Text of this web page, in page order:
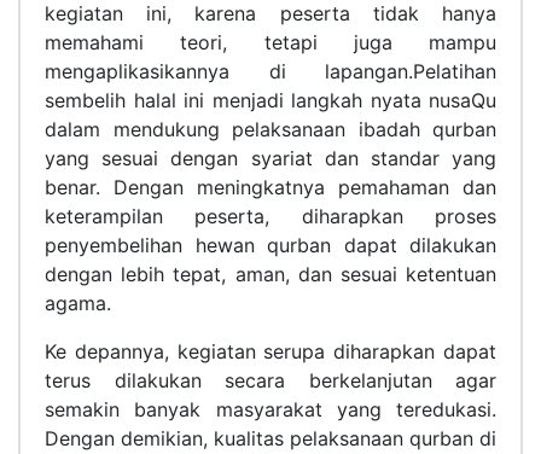
kegiatan ini, karena peserta tidak hanya
memahami teori, tetapi juga mampu
mengaplikasikannya di lapangan.Pelatihan
sembelih halal ini menjadi langkah nyata nusaQu
dalam mendukung pelaksanaan ibadah qurban
yang sesuai dengan syariat dan standar yang
benar. Dengan meningkatnya pemahaman dan
keterampilan peserta, diharapkan proses
penyembelihan hewan qurban dapat dilakukan
dengan lebih tepat, aman, dan sesuai ketentuan
agama.
Ke depannya, kegiatan serupa diharapkan dapat
terus dilakukan secara berkelanjutan agar
semakin banyak masyarakat yang teredukasi.
Dengan demikian, kualitas pelaksanaan qurban di